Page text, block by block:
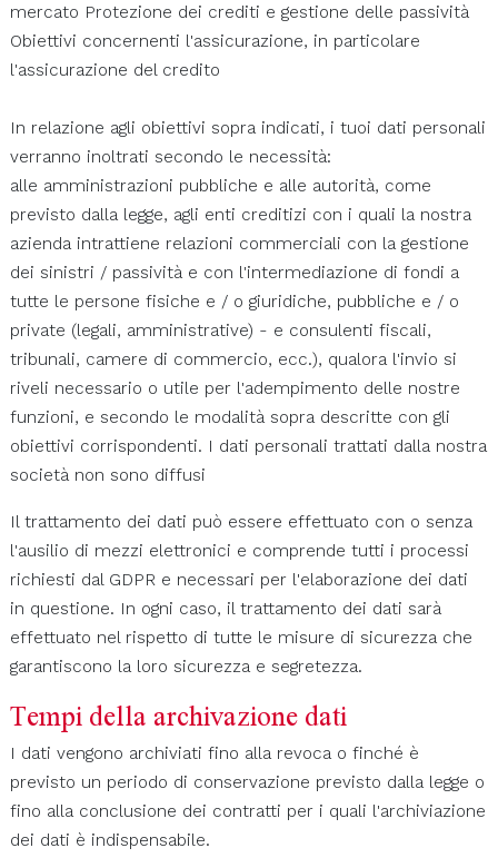
mercato Protezione dei crediti e gestione delle passività
Obiettivi concernenti l'assicurazione, in particolare
l'assicurazione del credito
In relazione agli obiettivi sopra indicati, i tuoi dati personali
verranno inoltrati secondo le necessità:
alle amministrazioni pubbliche e alle autorità, come
previsto dalla legge, agli enti creditizi con i quali la nostra
azienda intrattiene relazioni commerciali con la gestione
dei sinistri / passività e con l'intermediazione di fondi a
tutte le persone fisiche e / o giuridiche, pubbliche e / o
private (legali, amministrative) - e consulenti fiscali,
tribunali, camere di commercio, ecc.), qualora l'invio si
riveli necessario o utile per l'adempimento delle nostre
funzioni, e secondo le modalità sopra descritte con gli
obiettivi corrispondenti. I dati personali trattati dalla nostra
società non sono diffusi
Il trattamento dei dati può essere effettuato con o senza
l'ausilio di mezzi elettronici e comprende tutti i processi
richiesti dal GDPR e necessari per l'elaborazione dei dati
in questione. In ogni caso, il trattamento dei dati sarà
effettuato nel rispetto di tutte le misure di sicurezza che
garantiscono la loro sicurezza e segretezza.
Tempi della archivazione dati
I dati vengono archiviati fino alla revoca o finché è
previsto un periodo di conservazione previsto dalla legge o
fino alla conclusione dei contratti per i quali l'archiviazione
dei dati è indispensabile.